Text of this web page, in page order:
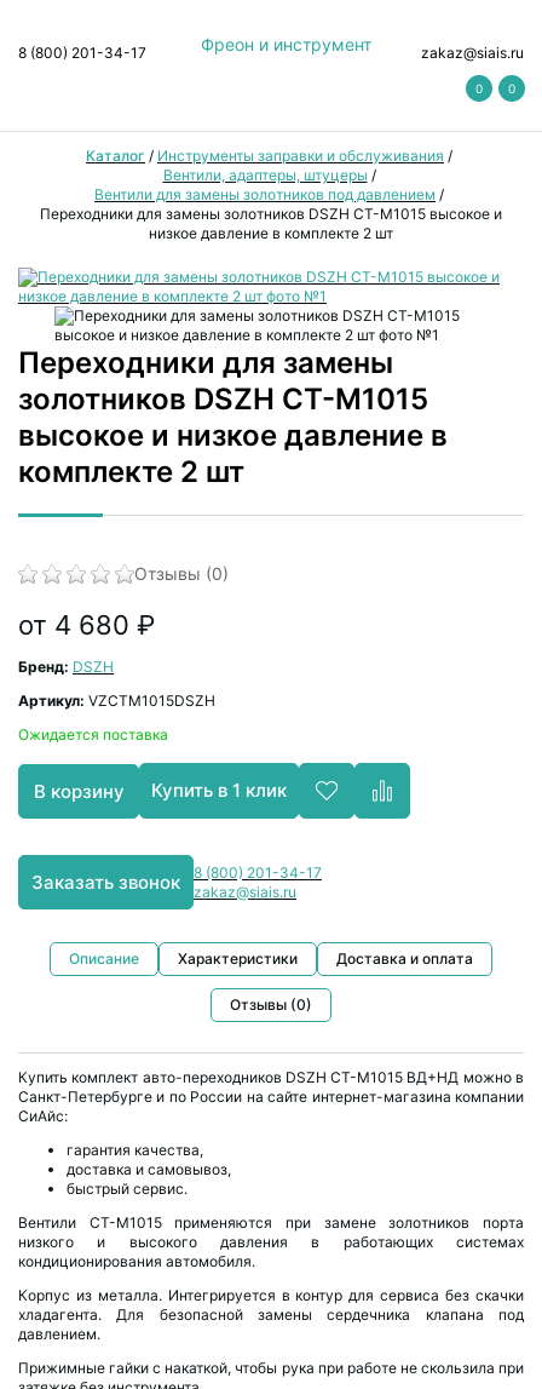
Фреон и инструмент
8 (800) 201-34-17 zakaz@siais.ru
0 0
Каталог / Инструменты заправки и обслуживания /
Вентили, адаптеры, штуцеры /
Вентили для замены золотников под давлением /
Переходники для замены золотников DSZH СТ-М1015 высокое и
низкое давление в комплекте 2 шт
Переходники для замены
золотников DSZH СТ-М1015
высокое и низкое давление в
комплекте 2 шт
Отзывы (0)
от 4 680 ₽
Бренд: DSZH
Артикул: VZСТМ1015DSZH
Ожидается поставка
В корзину Купить в 1 клик
Заказать звонок
8 (800) 201-34-17
zakaz@siais.ru
Описание Характеристики Доставка и оплата
Отзывы (0)
Купить комплект авто-переходников DSZH CT-M1015 ВД+НД можно в
Санкт-Петербурге и по России на сайте интернет-магазина компании
СиАйс:
гарантия качества,
доставка и самовывоз,
быстрый сервис.
Вентили CT-M1015 применяются при замене золотников порта
низкого и высокого давления в работающих системах
кондиционирования автомобиля.
Корпус из металла. Интегрируется в контур для сервиса без скачки
хладагента. Для безопасной замены сердечника клапана под
давлением.
Прижимные гайки с накаткой, чтобы рука при работе не скользила при